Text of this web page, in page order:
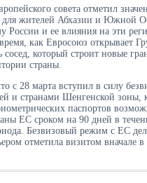
совета отметил
для жителей Абхазии и Южной
России и ее влияния на эти
как Евросоюз открывает
сосед, который строит новые
страны.
с 28 марта вступил в силу
и странами Шенгенской зоны,
паспортов
ЕС сроком на 90 дней в
Безвизовый режим с ЕС
отметила визитом